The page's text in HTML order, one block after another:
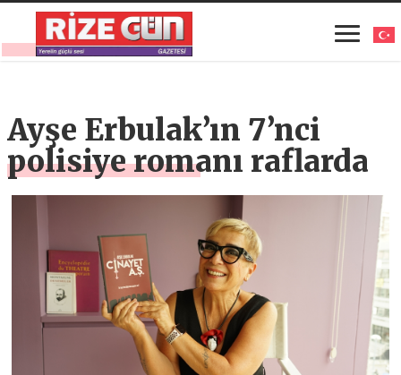
Ayşe Erbulak’ın 7’nci
polisiye romanı raflarda